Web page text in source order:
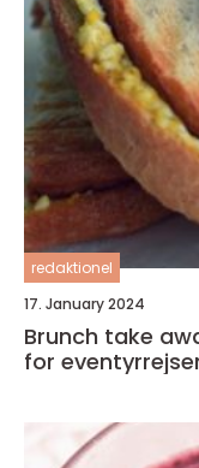
redaktionel
17. January 2024
Brunch take
for